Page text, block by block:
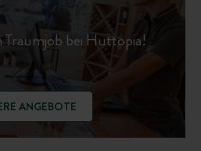
Traumjob bei Huttopia!
ANGEBOTE